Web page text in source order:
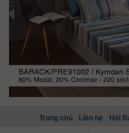
Trang chủ Liên hệ Hỏi